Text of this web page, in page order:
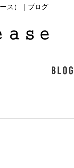
ス）｜ブログ